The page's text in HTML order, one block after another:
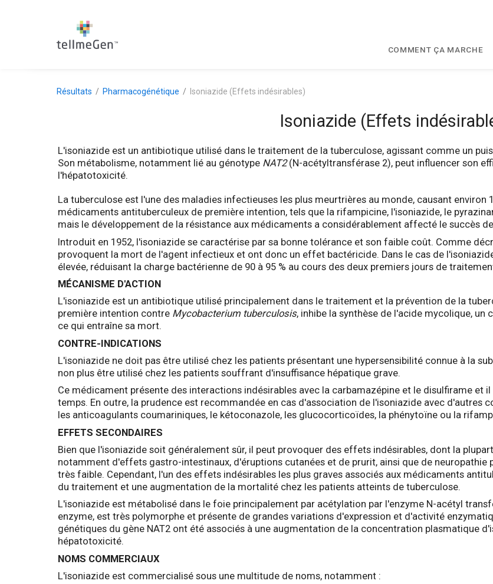
COMMENT ÇA MARCHE
Résultats Pharmacogénétique Isoniazide (Effets indésirables)
Isoniazide (Effets
L'isoniazide est un antibiotique utilisé dans le traitement de la tuberculose, agissant comme un
Son métabolisme, notamment lié au génotype NAT2(N-acétyltransférase 2), peut influencer son
l'hépatotoxicité.
La tuberculose est l'une des maladies infectieuses les plus meurtrières au monde, causant
médicaments antituberculeux de première intention, tels que la rifampicine, l'isoniazide, le
mais le développement de la résistance aux médicaments a considérablement affecté le succès
Introduit en 1952, l'isoniazide se caractérise par sa bonne tolérance et son faible coût. Comme
provoquent la mort de l'agent infectieux et ont donc un effet bactéricide. Dans le cas de
élevée, réduisant la charge bactérienne de 90 à 95 % au cours des deux premiers jours de
MÉCANISME D'ACTION
L'isoniazide est un antibiotique utilisé principalement dans le traitement et la prévention de la
première intention contre Mycobacterium tuberculosis, inhibe la synthèse de l'acide mycolique,
ce qui entraîne sa mort.
CONTRE-INDICATIONS
L'isoniazide ne doit pas être utilisé chez les patients présentant une hypersensibilité connue à la
non plus être utilisé chez les patients souffrant d'insuffisance hépatique grave.
Ce médicament présente des interactions indésirables avec la carbamazépine et le disulfirame et
temps. En outre, la prudence est recommandée en cas d'association de l'isoniazide avec d'autres
les anticoagulants coumariniques, le kétoconazole, les glucocorticoïdes, la phénytoïne ou la
EFFETS SECONDAIRES
Bien que l'isoniazide soit généralement sûr, il peut provoquer des effets indésirables, dont la
notamment d'effets gastro-intestinaux, d'éruptions cutanées et de prurit, ainsi que de neuropathie
très faible. Cependant, l'un des effets indésirables les plus graves associés aux médicaments
du traitement et une augmentation de la mortalité chez les patients atteints de tuberculose.
L'isoniazide est métabolisé dans le foie principalement par acétylation par l'enzyme N-acétyl
enzyme, est très polymorphe et présente de grandes variations d'expression et d'activité
génétiques du gène NAT2 ont été associés à une augmentation de la concentration plasmatique
hépatotoxicité.
NOMS COMMERCIAUX
L'isoniazide est commercialisé sous une multitude de noms, notamment :